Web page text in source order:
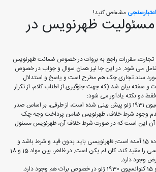
اعتبارسنجی مشخص کنید!
ظهرنویس در
ماده 314 قانون تجارت، مقررات راجع به بروات در خصوص ضمانت ظهرنویس
می شود. در این جا نیز همان سوال و جواب در خصوص
مورد سند تجاری چک هم مطرح است و پاسخ و استدلال
و سفته بیان شد (که جهت جلوگیری از اطناب کلام، از تکرار
دو نکته یادآور می شود:
این موضوع در کنوانسیون 1931 ژنو پیش بینی شده است، از طرفی، بر اساس صدر
عدم وجود شرط خلاف، ظهرنویس ضامن پرداخت وجه چک
این است که در صورت شرط خلاف آن، ظهرنویس مسئول
از طرف دیگر، در صدر ماده 15 آمده است: ظهرنویسی باید بدون قید و شرط باشد و
هر شرطی که پشت نویسی را مقید کند، کان لم یکن است. در ظاهر، بین مواد 15 و 18
این تعارض در مواد 12 و 15 کنوانسیون 1930 ژنو در خصوص برات هم وجود دارد.